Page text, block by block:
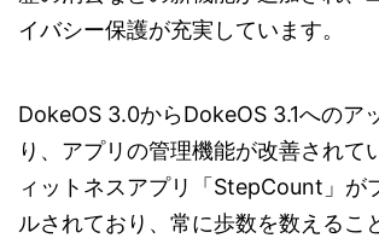
イバシー保護が充実しています。
DokeOS 3.0からDokeOS 3.1へのア
り、アプリの管理機能が改善されて
ィットネスアプリ「StepCount」が
ルされており、常に歩数を数えるこ